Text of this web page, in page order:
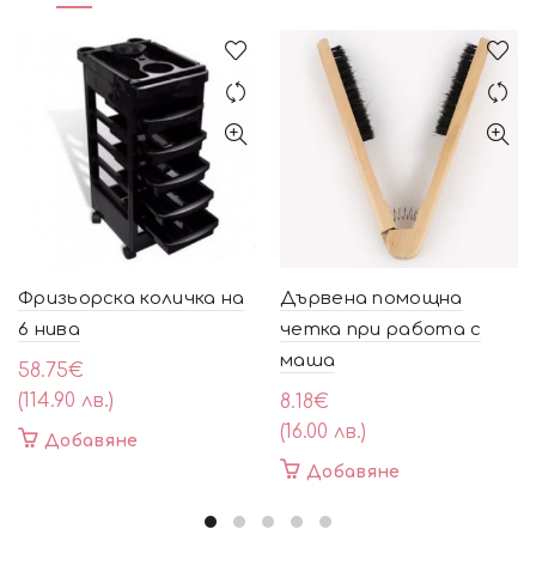
Фризьорска количка на
6 нива
58.75€
(114.90 лв.)
Добавяне
Дървена помощна
четка при работа с
маша
8.18€
(16.00 лв.)
Добавяне